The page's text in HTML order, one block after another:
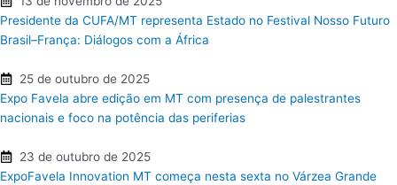
Presidente da CUFA/MT representa Estado no Festival Nosso Futuro
Brasil–França: Diálogos com a África
25 de outubro de 2025
Expo Favela abre edição em MT com presença de palestrantes
nacionais e foco na potência das periferias
23 de outubro de 2025
ExpoFavela Innovation MT começa nesta sexta no Várzea Grande